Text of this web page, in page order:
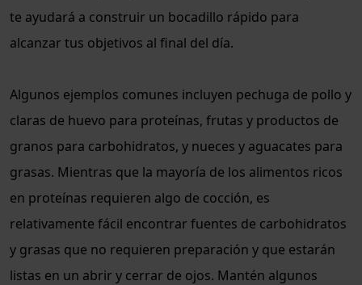
te ayudará a construir un bocadillo rápido para
alcanzar tus objetivos al final del día.
Algunos ejemplos comunes incluyen pechuga de pollo y
claras de huevo para proteínas, frutas y productos de
granos para carbohidratos, y nueces y aguacates para
grasas. Mientras que la mayoría de los alimentos ricos
en proteínas requieren algo de cocción, es
relativamente fácil encontrar fuentes de carbohidratos
y grasas que no requieren preparación y que estarán
listas en un abrir y cerrar de ojos. Mantén algunos